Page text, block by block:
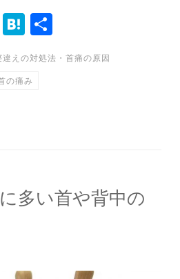
Li H
at
en
a
有
えの対処法 ・ 首痛の原因
の痛み
多い首や背中の